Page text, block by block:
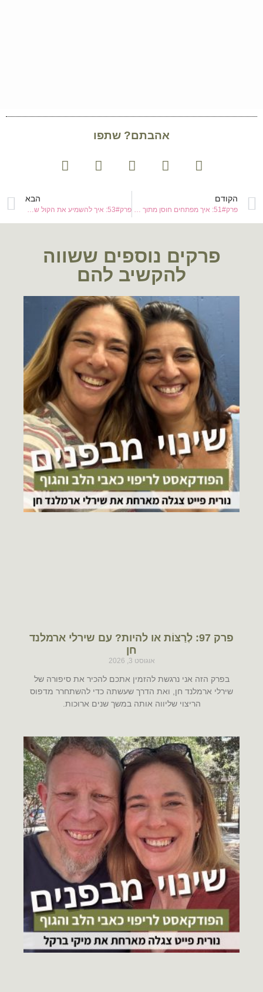
אהבתם? שתפו
הקודם הבא
פרקים נוספים ששווה
להקשיב להם
פרק 97: לְרַצּוֹת או להיות? עם שירלי ארמלנד
חן
אוגוסט 3, 2026
בפרק הזה אני נרגשת להזמין אתכם להכיר את סיפורה של
שירלי ארמלנד חן, ואת הדרך שעשתה כדי להשתחרר מדפוס
הריצוי שליווה אותה במשך שנים ארוכות.